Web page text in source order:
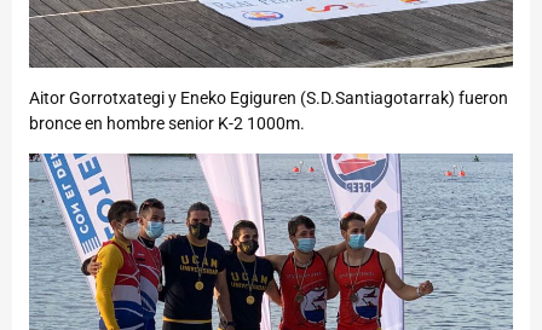
Aitor Gorrotxategi y Eneko Egiguren (S.D.Santiagotarrak) fueron
bronce en hombre senior K-2 1000m.